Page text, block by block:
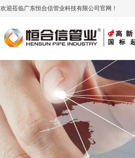
欢迎莅临广东恒合信管业科技有限公司官网！